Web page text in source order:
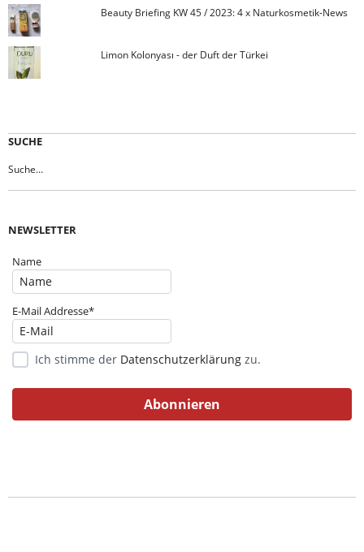
Beauty Briefing KW 45 / 2023: 4 x Naturkosmetik-News
Limon Kolonyası - der Duft der Türkei
SUCHE
NEWSLETTER
Name
E-Mail Addresse*
Ich stimme der Datenschutzerklärung zu.